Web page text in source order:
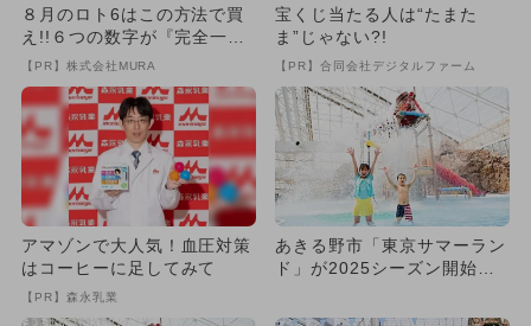
８月のロト6はこの方法で買
え!!６つの数字が『完全一
致』する方法
【PR】株式会社MURA
宝くじ当たる人は“たまた
ま”じゃない?!
【PR】合同会社デジタルファーム
アマゾンで大人気！血圧対策
はコーヒーに足してみて
【PR】森永乳業
あきる野市「東京サマーラン
ド」が2025シーズン開始
し...